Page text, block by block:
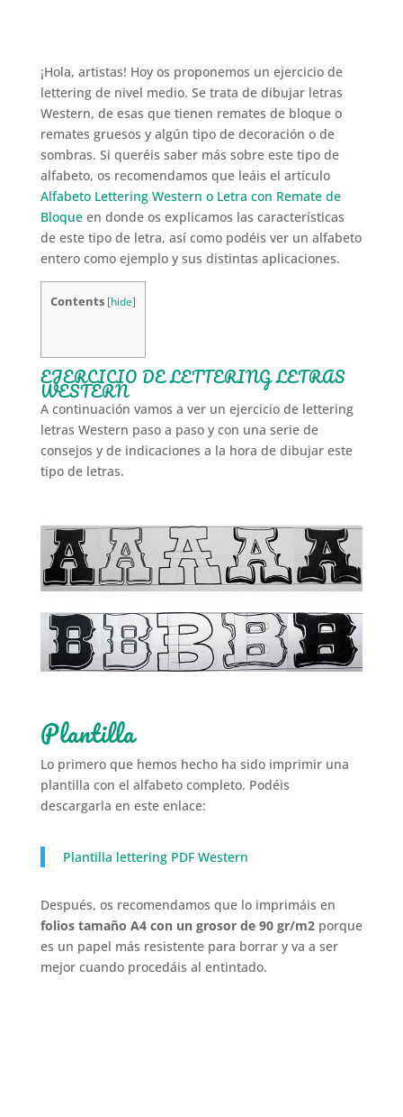
¡Hola, artistas! Hoy os proponemos un ejercicio de
lettering de nivel medio. Se trata de dibujar letras
Western, de esas que tienen remates de bloque o
remates gruesos y algún tipo de decoración o de
sombras. Si queréis saber más sobre este tipo de
alfabeto, os recomendamos que leáis el artículo
Alfabeto Lettering Western o Letra con Remate de
Bloqueen donde os explicamos las características
de este tipo de letra, así como podéis ver un alfabeto
entero como ejemplo y sus distintas aplicaciones.
Contents [hide]
EJERCICIO DE LETTERING LETRAS
WESTERN
A continuación vamos a ver un ejercicio de lettering
letras Western paso a paso y con una serie de
consejos y de indicaciones a la hora de dibujar este
tipo de letras.
Plantilla
Lo primero que hemos hecho ha sido imprimir una
plantilla con el alfabeto completo. Podéis
descargarla en este enlace:
Plantilla lettering PDF Western
Después, os recomendamos que lo imprimáis en
folios tamaño A4 con un grosor de 90 gr/m2porque
es un papel más resistente para borrar y va a ser
mejor cuando procedáis al entintado.